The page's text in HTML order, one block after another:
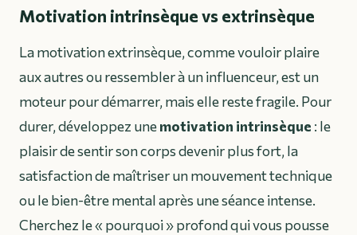
Motivation intrinsèque vs extrinsèque
La motivation extrinsèque, comme vouloir plaire
aux autres ou ressembler à un influenceur, est un
moteur pour démarrer, mais elle reste fragile. Pour
durer, développez unemotivation intrinsèque : le
plaisir de sentir son corps devenir plus fort, la
satisfaction de maîtriser un mouvement technique
ou le bien-être mental après une séance intense.
Cherchez le « pourquoi » profond qui vous pousse